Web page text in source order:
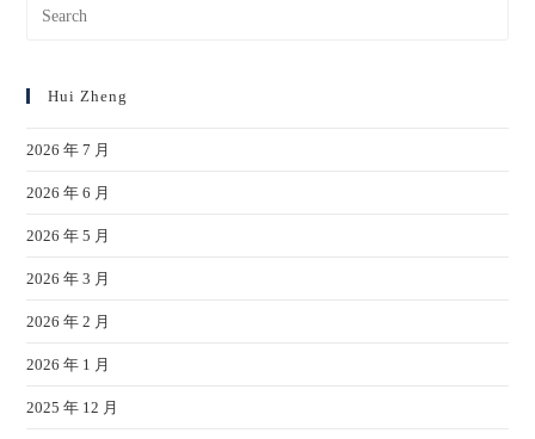
Hui Zheng
2026 年 7 月
2026 年 6 月
2026 年 5 月
2026 年 3 月
2026 年 2 月
2026 年 1 月
2025 年 12 月